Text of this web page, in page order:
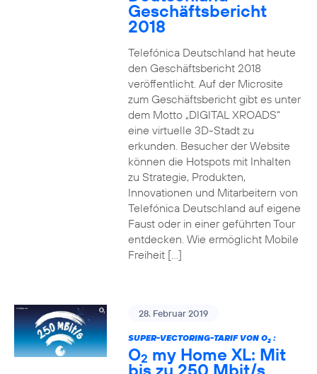
Geschäftsbericht
2018
Telefónica Deutschland hat heute
den Geschäftsbericht 2018
veröffentlicht. Auf der Microsite
zum Geschäftsbericht gibt es unter
dem Motto „DIGITAL XROADS“
eine virtuelle 3D-Stadt zu
erkunden. Besucher der Website
können die Hotspots mit Inhalten
zu Strategie, Produkten,
Innovationen und Mitarbeitern von
Telefónica Deutschland auf eigene
Faust oder in einer geführten Tour
entdecken. Wie ermöglicht Mobile
Freiheit […]
28. Februar 2019
SUPER-VECTORING-TARIF VON O2:
O2 my Home XL: Mit
bis zu 250 Mbit/s